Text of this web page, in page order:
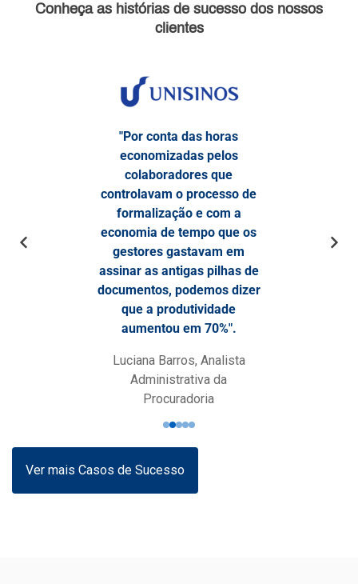
Conheça as histórias de sucesso dos nossos
clientes
"Por conta das horas
economizadas pelos
colaboradores que
controlavam o processo de
formalização e com a
economia de tempo que os
gestores gastavam em
assinar as antigas pilhas de
documentos, podemos dizer
que a produtividade
aumentou em 70%".
Luciana Barros, Analista
Administrativa da
Procuradoria
Ver mais Casos de Sucesso